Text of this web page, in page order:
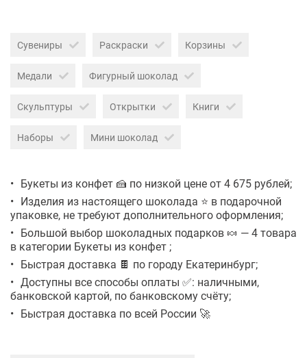
Сувениры Раскраски Корзины
Медали Фигурный шоколад
Скульптуры Открытки Книги
Наборы Мини шоколад
Букеты из конфет 🍰 по низкой цене от 4 675 рублей;
Изделия из настоящего шоколада ⭐ в подарочной
упаковке, не требуют дополнительного оформления;
Большой выбор шоколадных подарков 🍬 — 4 товара
в категории Букеты из конфет ;
Быстрая доставка 🍫 по городу Екатеринбург;
Доступны все способы оплаты ✅: наличными,
банковской картой, по банковскому счёту;
Быстрая доставка по всей России 🚀